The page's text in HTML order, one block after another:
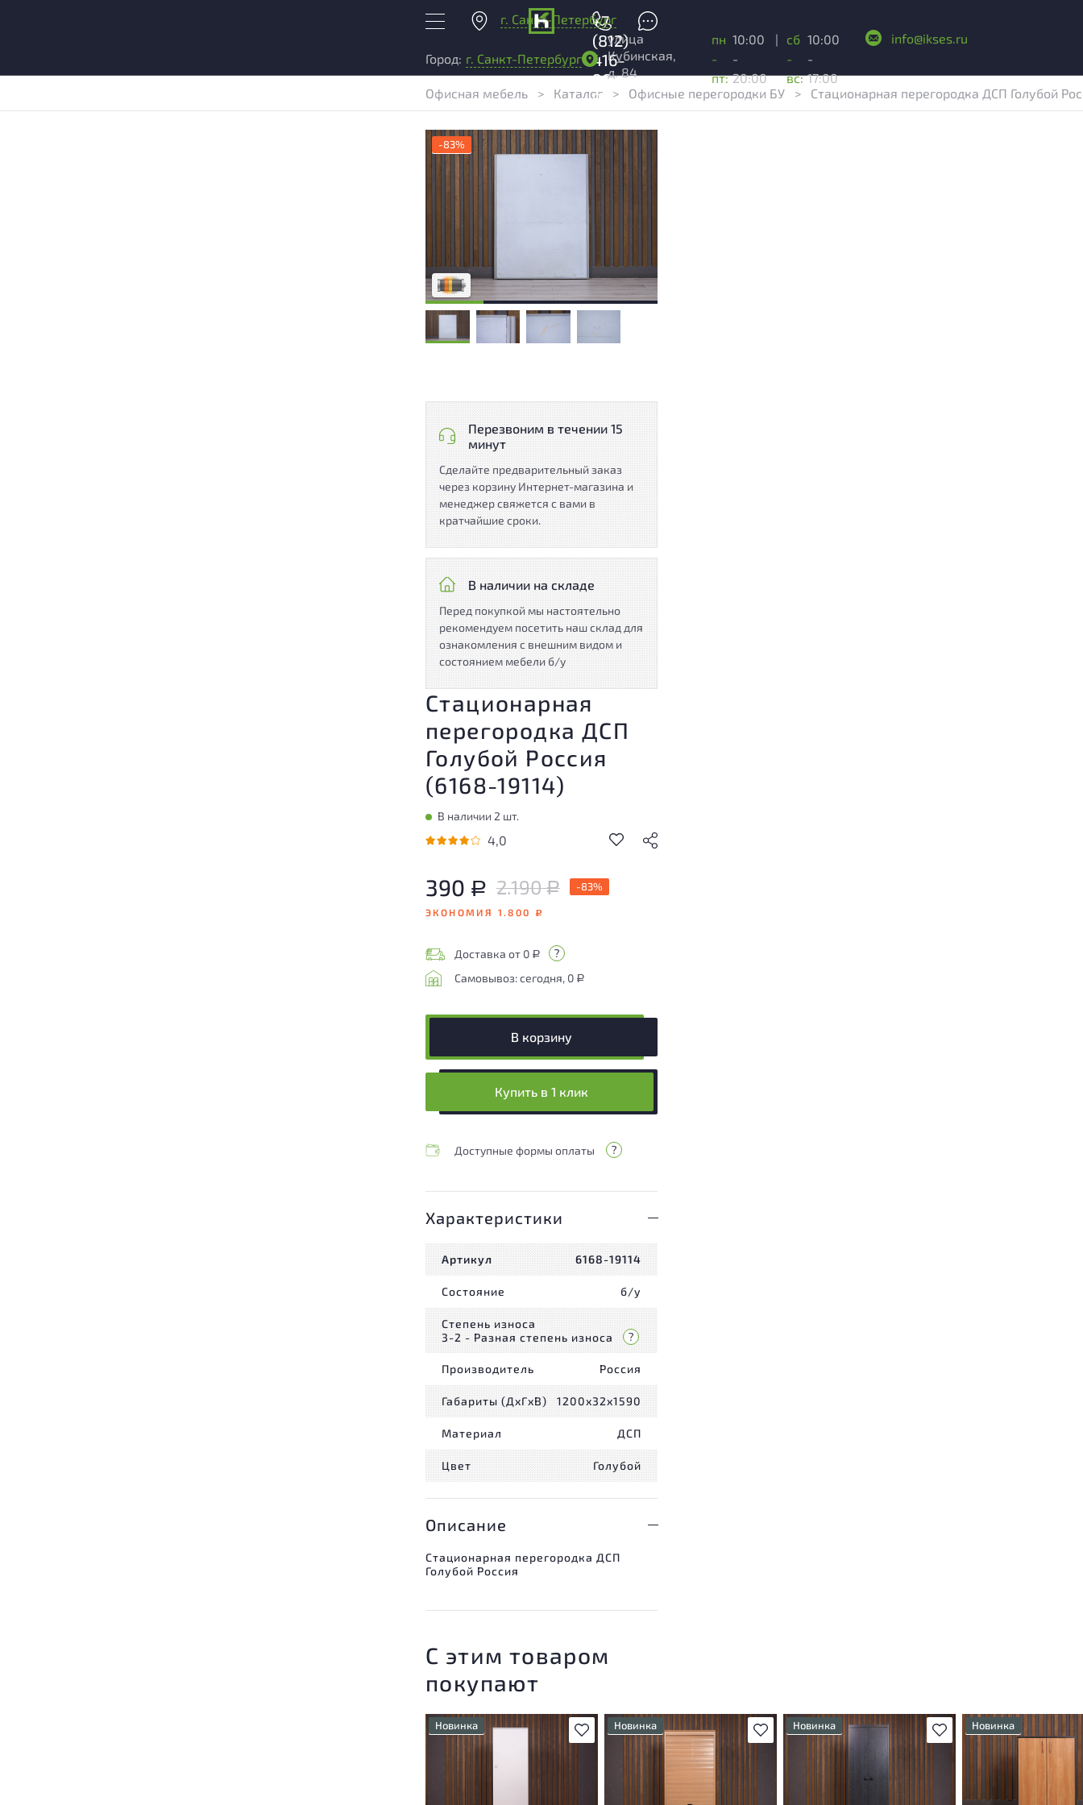
г. Санкт-Петербург
+7
(812)
416-
96-
99
Город: г. Санкт-Петербург
улица
Кубинская,
д. 84
пн
-
пт:
10:00
-
20:00
|
сб
-
вс:
10:00
-
17:00
info@ikses.ru
Офисная мебель > Каталог > Офисные перегородки БУ > Стационарная перегородка ДСП Голубой
-83%
влияющих исключительно на внешний
Разная степень износа
Перезвоним в течении 15
минут
Сделайте предварительный заказ
через корзину Интернет-магазина и
менеджер свяжется с вами в
кратчайшие сроки.
В наличии на складе
Перед покупкой мы настоятельно
рекомендуем посетить наш склад для
ознакомления с внешним видом и
состоянием мебели б/у
Стационарная
перегородка ДСП
Голубой Россия
(6168-19114)
В наличии 2 шт.
4,0
390 Р 2.190Р -83%
ЭКОНОМИЯ 1.800 Р
Доставка от 0 Р
Самовывоз: сегодня, 0 Р
В корзину
Купить в 1 клик
Доступные формы оплаты
Характеристики
Артикул 6168-19114
Состояние б/у
Степень износа
3-2 - Разная степень износа
Производитель Россия
Габариты (ДxГxВ) 1200x32x1590
Материал ДСП
Цвет Голубой
Описание
Стационарная перегородка ДСП
Голубой Россия
С этим товаром
покупают
В избранное
Новинка
Состояние товара
присутствовать
В избранное
Новинка
У товара присутствуют
незначительные следы
эксплуатации, не влияющие
В избранное
Новинка
У товара присутствуют
незначительные следы
на удобство его
Новинка
У товара присутствуют
эксплуатации, не